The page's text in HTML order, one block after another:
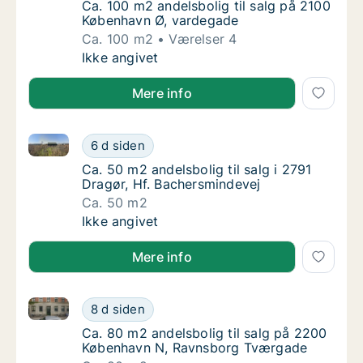
Ca. 100 m2 andelsbolig til salg på 2100
Ca. 100 m2 andelsbolig til salg på 2100
København Ø, vardegade
Ca. 100 m2
Værelser 4
Ca. 100 m2 andelsbolig til salg på 2100
Ikke angivet
Mere info
Ca. 50 m2 andelsbolig til salg i 2791
6 d siden
Ca. 50 m2 andelsbolig til salg i 2791 Dragør, Hf.
Ca. 50 m2 andelsbolig til salg i 2791
Ca. 50 m2 andelsbolig til salg i 2791
Dragør, Hf. Bachersmindevej
Ca. 50 m2
Ca. 50 m2 andelsbolig til salg i 2791
Ikke angivet
Mere info
Ca. 80 m2 andelsbolig til salg på 2200
8 d siden
Ca. 80 m2 andelsbolig til salg på 2200 København
Ca. 80 m2 andelsbolig til salg på 2200
Ca. 80 m2 andelsbolig til salg på 2200
København N, Ravnsborg Tværgade